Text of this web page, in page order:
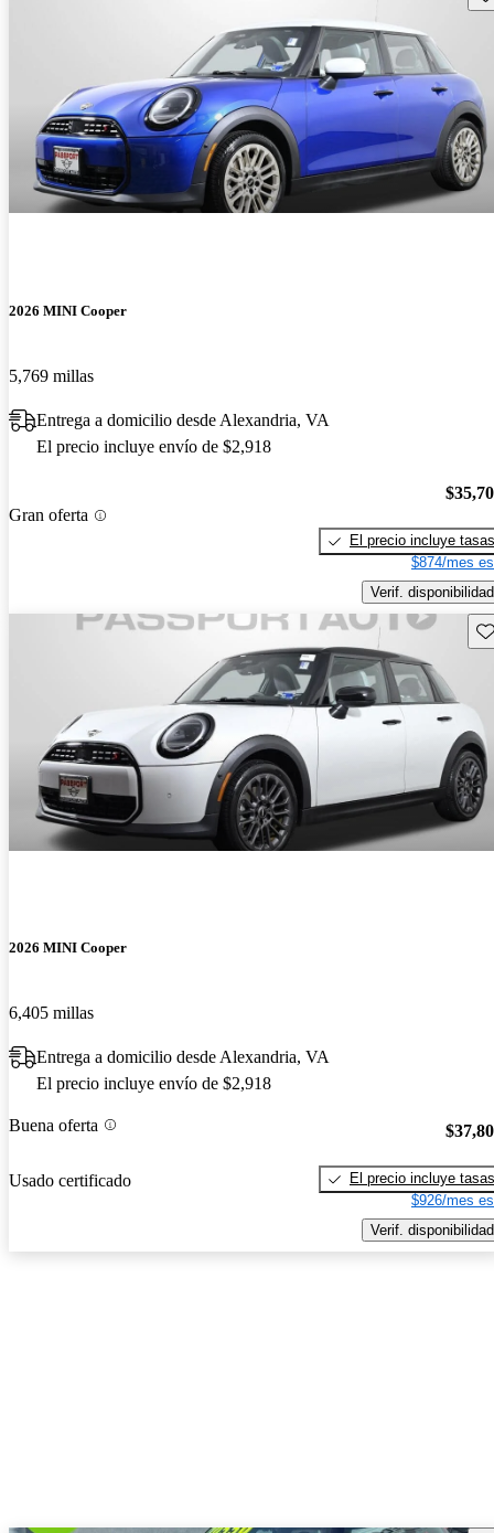
2026 MINI Cooper
5,769 millas
Entrega a domicilio desde Alexandria, VA
El precio incluye envío de $2,918
Gran oferta
El precio incluye tasas
$874/mes
Verif. disponibilidad
2026 MINI Cooper
6,405 millas
Entrega a domicilio desde Alexandria, VA
El precio incluye envío de $2,918
Buena oferta
Usado certificado
El precio incluye tasas
$926/mes
Verif. disponibilidad